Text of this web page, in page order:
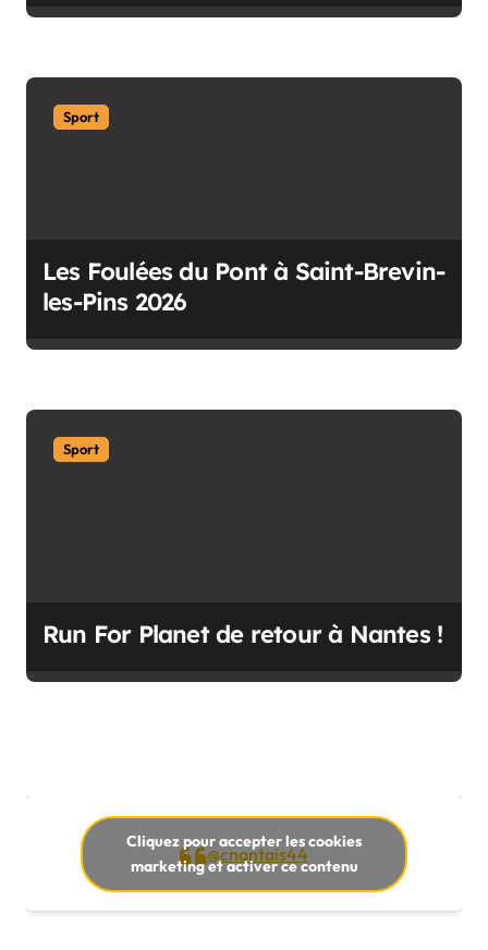
a
Sport
Les Foulées du Pont à Saint-Brevin-
les-Pins 2026
Sport
Run For Planet de retour à Nantes !
@cnantais44
Cliquez pour accepter les cookies
marketing et activer ce contenu